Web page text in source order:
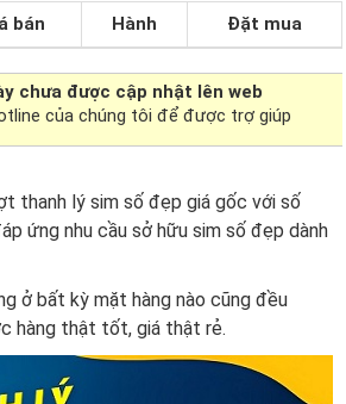
bán Hành Đặt mua
chưa được cập nhật lên web
của chúng tôi để được trợ giúp
thanh lý sim số đẹp giá gốc với số
ứng nhu cầu sở hữu sim số đẹp dành
ở bất kỳ mặt hàng nào cũng đều
hàng thật tốt, giá thật rẻ.